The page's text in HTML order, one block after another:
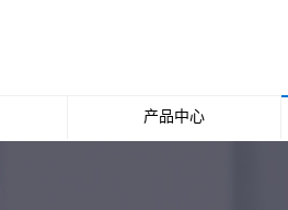
产品中心